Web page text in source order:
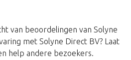
van beoordelingen van Solyne
met Solyne Direct BV? Laat
help andere bezoekers.